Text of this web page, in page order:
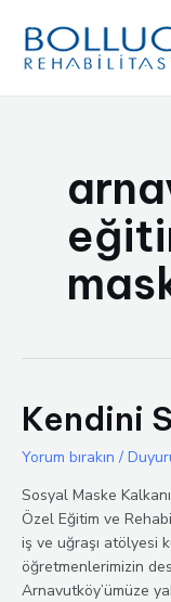
atla
Kendini
Yorum bırakın /
Sosyal Maske
Özel Eğitim ve
iş ve uğraşı atölyesi
öğretmenlerimizin
Arnavutköy’ümüze